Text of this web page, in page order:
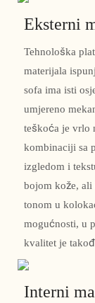
Eksterni
Tehnološka
materijala
sofa ima isti
umjereno
teškoća je vrlo
kombinaciji sa
izgledom i
bojom kože,
tonom u
mogućnosti, u
kvalitet je
Interni